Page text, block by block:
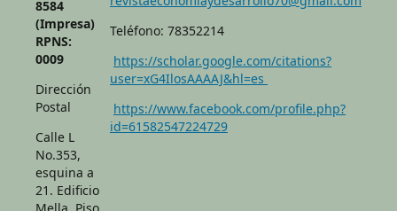
8584
(Impresa)
RPNS:
0009
Dirección
Postal
Calle L
No.353,
esquina a
21. Edificio
Teléfono: 78352214
https://scholar.google.com/citations?
user=xG4IlosAAAAJ&hl=es
https://www.facebook.com/profile.php?
id=61582547224729